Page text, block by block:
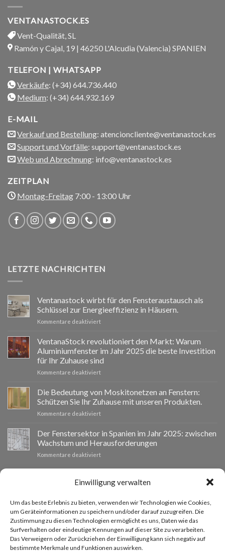
Einwilligung verwalten
Um das beste Erlebnis zu bieten, verwenden wir Technologien wie Cookies,
um Geräteinformationen zu speichern und/oder darauf zuzugreifen. Die
Zustimmung zu diesen Technologien ermöglicht es uns, Daten wie das
Surfverhalten oder eindeutige Kennungen auf dieser Site zu verarbeiten.
Das Verweigern oder Zurückziehen der Einwilligung kann sich negativ auf
bestimmte Merkmale und Funktionen auswirken.
VENTANASTOCK.ES
Vent-Qualität, SL
Ramón y Cajal, 19 | 46250 L'Alcudia (Valencia) SPANIEN
TELEFON | WHATSAPP
Verkäufe: (+34) 644.736.440
Medium: (+34) 644.932.169
E-MAIL
Verkauf und Bestellung: atencioncliente@ventanastock.es
Support und Vorfälle: support@ventanastock.es
Web und Abrechnung: info@ventanastock.es
ZEITPLAN
Montag-Freitag 7:00 - 13:00 Uhr
LETZTE NACHRICHTEN
Ventanastock wirbt für den Fensteraustausch als
Schlüssel zur Energieeffizienz in Häusern.
Kommentare deaktiviertfür
impulsa
el
cambio
de
ventanas
clave
para
la
eficiencia
en
los
VentanaStock revolutioniert den Markt: Warum
Aluminiumfenster im Jahr 2025 die beste Investition
für Ihr Zuhause sind
Kommentare deaktiviertfür
VentanaStock
revoluciona
el
mercado:
qué
de
la
inversión
para
tu
hogar
en
2025
Die Bedeutung von Moskitonetzen an Fenstern:
Schützen Sie Ihr Zuhause mit unseren Produkten.
Kommentare deaktiviertfür
importancia
de
las
mosquiteras
ventanas:
hogar
con
nuestros
productos.
Der Fenstersektor in Spanien im Jahr 2025: zwischen
Wachstum und Herausforderungen
Kommentare deaktiviertfür
de
las
en
España
en
2025:
entre
el
INDIVIDUELLES BUDGET
Wenn Sie Fenster anderer Größen benötigen, können Sie über
unser Angebotsanfrageformular ein individuelles Angebot
anfordern.